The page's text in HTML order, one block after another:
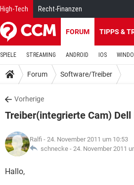
High-Tech Recht-Finanzen
FORUM TIPPS &
SPIELE STREAMING ANDROID IOS
Forum Software/Treiber
Vorherige
Treiber(integrierte Cam)
Ralfi - 24. November 2011 um 10:53
schnecke - 24. November 2011
Hallo,